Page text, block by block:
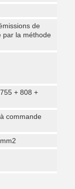
de
par la méthode
+ 808 +
commande